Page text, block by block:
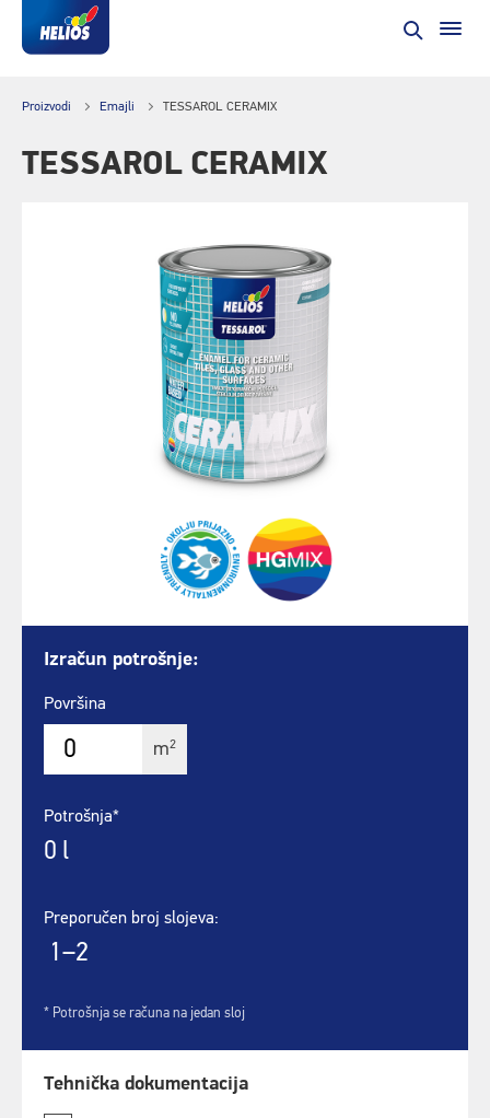
Proizvodi Emajli TESSAROL CERAMIX
TESSAROL CERAMIX
Izračun potrošnje:
Površina
m2
Potrošnja*
0 l
Preporučen broj slojeva:
1–2
* Potrošnja se računa na jedan sloj
Tehnička dokumentacija